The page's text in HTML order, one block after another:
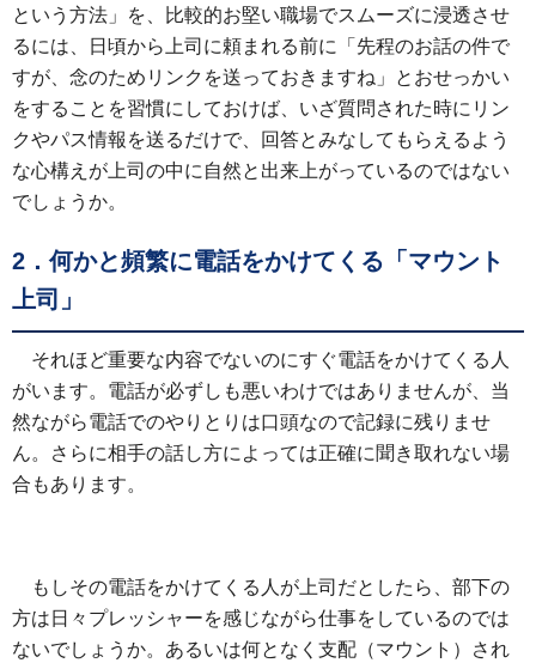
という方法」を、比較的お堅い職場でスムーズに浸透させ
るには、日頃から上司に頼まれる前に「先程のお話の件で
すが、念のためリンクを送っておきますね」とおせっかい
をすることを習慣にしておけば、いざ質問された時にリン
クやパス情報を送るだけで、回答とみなしてもらえるよう
な心構えが上司の中に自然と出来上がっているのではない
でしょうか。
2．何かと頻繁に電話をかけてくる「マウント
上司」
それほど重要な内容でないのにすぐ電話をかけてくる人
がいます。電話が必ずしも悪いわけではありませんが、当
然ながら電話でのやりとりは口頭なので記録に残りませ
ん。さらに相手の話し方によっては正確に聞き取れない場
合もあります。
もしその電話をかけてくる人が上司だとしたら、部下の
方は日々プレッシャーを感じながら仕事をしているのでは
ないでしょうか。あるいは何となく支配（マウント）され